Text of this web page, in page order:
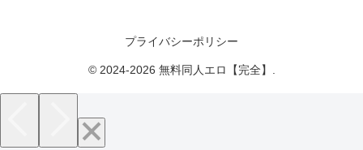
プライバシーポリシー
© 2024-2026 無料同人エロ【完全】.